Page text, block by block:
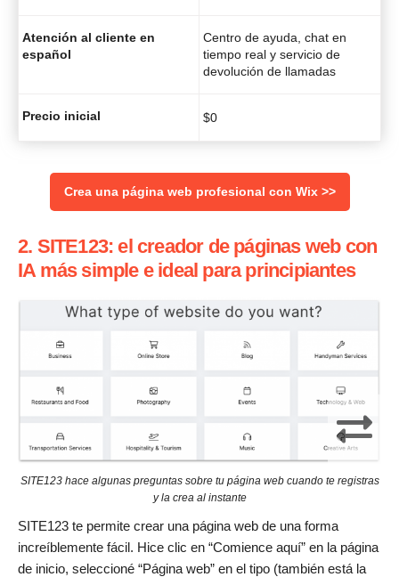
Atención al cliente en
español
Centro de ayuda, chat en
tiempo real y servicio de
devolución de llamadas
Precio inicial $0
Crea una página web profesional con Wix >>
2. SITE123: el creador de páginas web con
IA más simple e ideal para principiantes
SITE123 hace algunas preguntas sobre tu página web cuando te registras
y la crea al instante
SITE123 te permite crear una página web de una forma
increíblemente fácil. Hice clic en “Comience aquí” en la página
de inicio, seleccioné “Página web” en el tipo (también está la